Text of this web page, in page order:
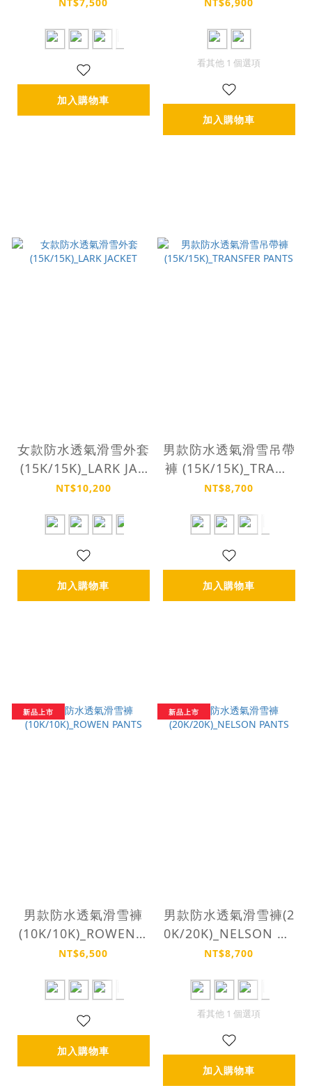
加入購物車
看其他 1 個選項
加入購物車
女款防水透氣滑雪外套
(15K/15K)_LARK JAC
KET
NT$10,200
加入購物車
男款防水透氣滑雪吊帶
褲 (15K/15K)_TRANS
FER PANTS
NT$8,700
加入購物車
新品上市
男款防水透氣滑雪褲
(10K/10K)_ROWEN P
ANTS
NT$6,500
加入購物車
新品上市
男款防水透氣滑雪褲(2
0K/20K)_NELSON PA
NTS
NT$8,700
看其他 1 個選項
加入購物車